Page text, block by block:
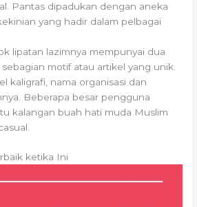
Pantas dipadukan dengan aneka
yang hadir dalam pelbagai
lipatan lazimnya mempunyai dua
motif atau artikel yang unik.
kaligrafi, nama organisasi dan
Beberapa besar pengguna
kalangan buah hati muda Muslim
ketika Ini